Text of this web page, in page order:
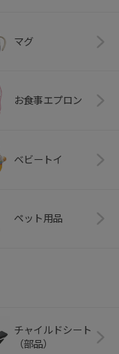
マグ
お食事エプロン
ベビートイ
ペット用品
チャイルドシート
（部品）